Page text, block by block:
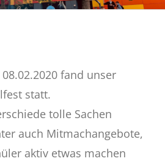
fand unser
statt.
tolle Sachen
auch Mitmachangebote,
aktiv etwas machen